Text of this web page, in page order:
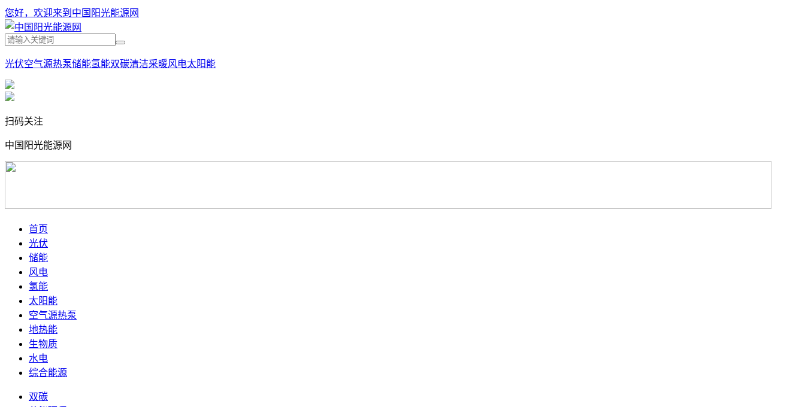
您好，欢迎来到中国阳光能源网
光伏空气源热泵储能氢能双碳清洁采暖风电太阳能
扫码关注
中国阳光能源网
首页
光伏
储能
风电
氢能
太阳能
空气源热泵
地热能
生物质
水电
综合能源
双碳